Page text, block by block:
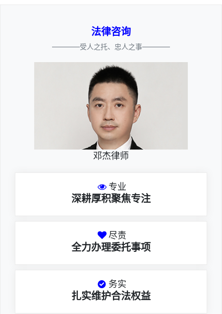
法律咨询
————受人之托、忠人之事————
邓杰律师
专业
深耕厚积聚焦专注
尽责
全力办理委托事项
务实
扎实维护合法权益